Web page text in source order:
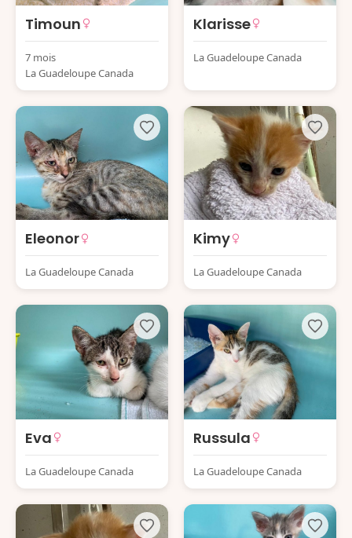
Timoun
7 mois
La Guadeloupe Canada
Klarisse
La Guadeloupe Canada
Eleonor
La Guadeloupe Canada
Kimy
La Guadeloupe Canada
Eva
La Guadeloupe Canada
Russula
La Guadeloupe Canada